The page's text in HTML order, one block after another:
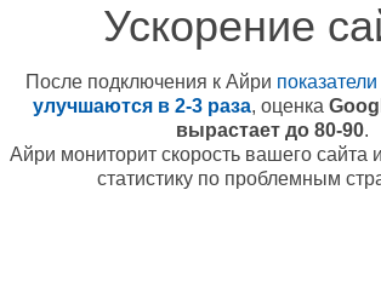
Ускорение
После подключения к Айри
улучшаются в 2-3 раза, оценка
вырастает до 80-90.
Айри мониторит скорость вашего сайта
статистику по проблемным